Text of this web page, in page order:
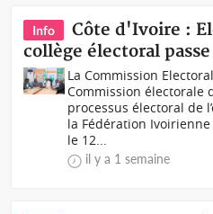
Info
Côte d'Ivoire :
collège électoral
La Commission
Commission électorale
processus électoral de
la Fédération
le 12...
il y a 1 semaine